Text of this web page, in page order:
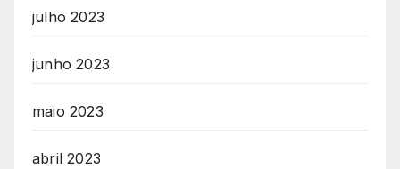
julho 2023
junho 2023
maio 2023
abril 2023